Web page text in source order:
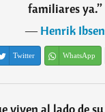
familiares ya.”
―Henrik Ibsen
Twitter WhatsApp